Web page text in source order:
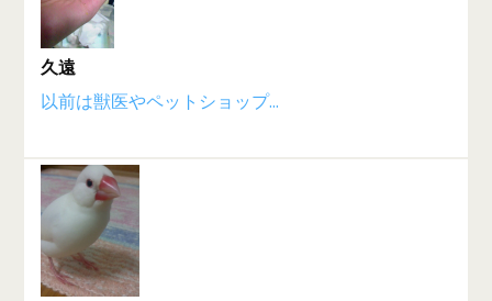
久遠
以前は獣医やペットショップ...